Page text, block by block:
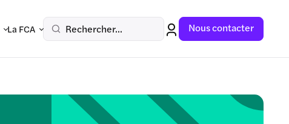
La FCA Rechercher... Nous contacter